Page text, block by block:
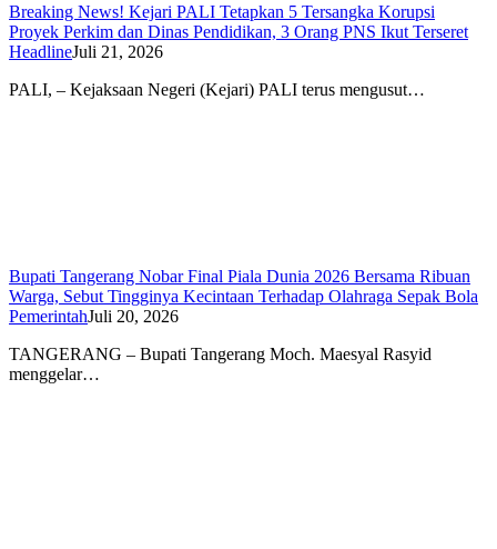
Breaking News! Kejari PALI Tetapkan 5 Tersangka Korupsi
Proyek Perkim dan Dinas Pendidikan, 3 Orang PNS Ikut Terseret
HeadlineJuli 21, 2026
PALI, – Kejaksaan Negeri (Kejari) PALI terus mengusut…
Bupati Tangerang Nobar Final Piala Dunia 2026 Bersama Ribuan
Warga, Sebut Tingginya Kecintaan Terhadap Olahraga Sepak Bola
PemerintahJuli 20, 2026
TANGERANG – Bupati Tangerang Moch. Maesyal Rasyid
menggelar…